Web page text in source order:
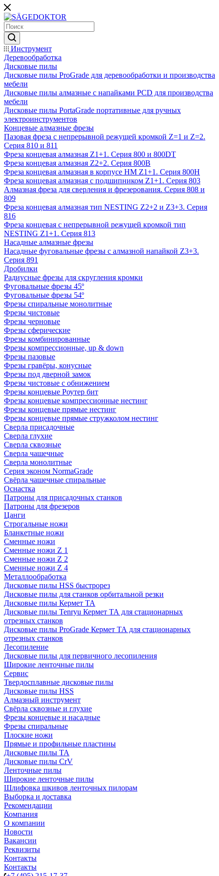
Инструмент
Деревообработка
Дисковые пилы
Дисковые пилы ProGrade для деревообработки и производства
мебели
Дисковые пилы алмазные с напайками PCD для производства
мебели
Дисковые пилы PortaGrade портативные для ручных
электроинструментов
Концевые алмазные фрезы
Пазовая фреза с непрерывной режущей кромкой Z=1 и Z=2.
Серия 810 и 811
Фреза концевая алмазная Z1+1. Серия 800 и 800DT
Фреза концевая алмазная Z2+2. Серия 800B
Фреза концевая алмазная в корпусе НМ Z1+1. Серия 800H
Фреза концевая алмазная с подшипником Z1+1. Серия 803
Алмазная фреза для сверления и фрезерования. Серия 808 и
809
Фреза концевая алмазная тип NESTING Z2+2 и Z3+3. Серия
816
Фреза концевая с непрерывной режущей кромкой тип
NESTING Z1+1. Серия 813
Насадные алмазные фрезы
Насадные фуговальные фрезы с алмазной напайкой Z3+3.
Серия 891
Дробилки
Радиусные фрезы для скругления кромки
Фуговальные фрезы 45º
Фуговальные фрезы 54º
Фрезы спиральные монолитные
Фрезы чистовые
Фрезы черновые
Фрезы сферические
Фрезы комбинированные
Фрезы компрессионные, up & down
Фрезы пазовые
Фрезы гравёры, конусные
Фрезы под дверной замок
Фрезы чистовые с обнижением
Фрезы концевые Роутер бит
Фрезы концевые компрессионные нестинг
Фрезы концевые прямые нестинг
Фрезы концевые прямые стружколом нестинг
Сверла присадочные
Сверла глухие
Сверла сквозные
Сверла чашечные
Сверла монолитные
Серия эконом NormaGrade
Свёрла чашечные спиральные
Оснастка
Патроны для присадочных станков
Патроны для фрезеров
Цанги
Строгальные ножи
Бланкетные ножи
Сменные ножи
Сменные ножи Z 1
Сменные ножи Z 2
Сменные ножи Z 4
Металлообработка
Дисковые пилы HSS быстрорез
Дисковые пилы для станков орбитальной резки
Дисковые пилы Кермет ТА
Дисковые пилы Tenryu Кермет ТА для стационарных
отрезных станков
Дисковые пилы ProGrade Кермет ТА для стационарных
отрезных станков
Лесопиление
Дисковые пилы для первичного лесопиления
Широкие ленточные пилы
Сервис
Твердосплавные дисковые пилы
Дисковые пилы HSS
Алмазный инструмент
Свёрла сквозные и глухие
Фрезы концевые и насадные
Фрезы спиральные
Плоские ножи
Прямые и профильные пластины
Дисковые пилы TA
Дисковые пилы CrV
Ленточные пилы
Широкие ленточные пилы
Шлифовка шкивов ленточных пилорам
Выборка и доставка
Рекомендации
Компания
О компании
Новости
Вакансии
Реквизиты
Контакты
Контакты